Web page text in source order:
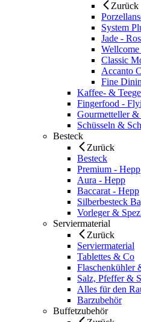
Zurück
System
Jade -
Classic
Accanto
Fine
Kaffee- &
Fingerfood -
Gourmetteller &
Schüsseln &
Besteck
Zurück
Besteck
Premium - Hepp
Aura - Hepp
Baccarat - Hepp
Silberbesteck
Vorleger &
Serviermaterial
Zurück
Serviermaterial
Tablettes & Co
Flaschenkühler
Salz, Pfeffer &
Alles für den
Barzubehör
Buffetzubehör